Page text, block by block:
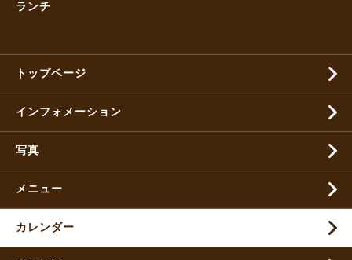
ランチ
トップページ
インフォメーション
写真
メニュー
カレンダー